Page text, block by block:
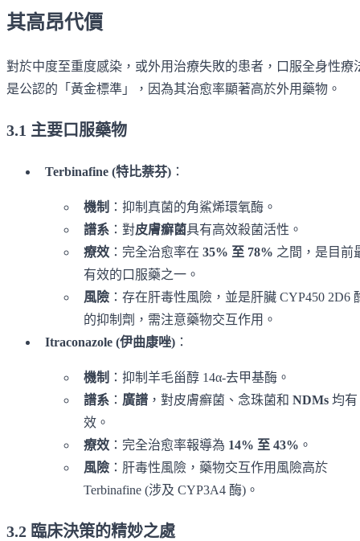
其高昂代價
對於中度至重度感染，或外用治療失敗的患者，口服全身性療
是公認的「黃金標準」，因為其治愈率顯著高於外用藥物。
3.1 主要口服藥物
Terbinafine (特比萘芬) ：
機制 ：抑制真菌的角鯊烯環氧酶。
譜系 ：對皮膚癬菌具有高效殺菌活性。
療效 ：完全治愈率在 35% 至 78% 之間，是目前
有效的口服藥之一。
風險 ：存在肝毒性風險，並是肝臟 CYP450 2D6
的抑制劑，需注意藥物交互作用。
Itraconazole (伊曲康唑) ：
機制 ：抑制羊毛甾醇 14α-去甲基酶。
譜系 ： 廣譜 ，對皮膚癬菌、念珠菌和 NDMs 均有
效。
療效 ：完全治愈率報導為 14% 至 43% 。
風險 ：肝毒性風險，藥物交互作用風險高於
Terbinafine (涉及 CYP3A4 酶)。
3.2 臨床決策的精妙之處